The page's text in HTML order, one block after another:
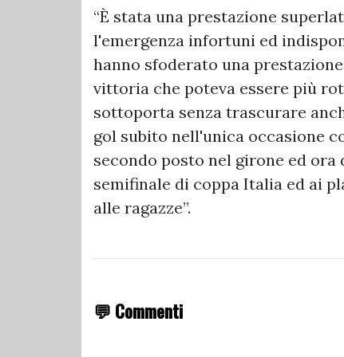
“È stata una prestazione
l'emergenza infortuni ed
hanno sfoderato una
vittoria che poteva essere più
sottoporta senza trascurare
gol subito nell'unica occasione
secondo posto nel girone ed
semifinale di coppa Italia ed ai
alle ragazze”.
💬 Commenti